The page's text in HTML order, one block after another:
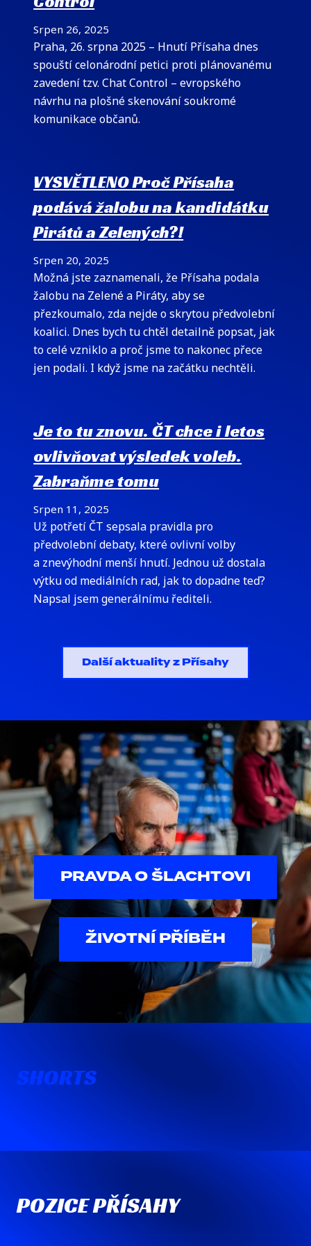
Srpen 26, 2025
Praha, 26. srpna 2025 – Hnutí Přísaha dnes
spouští celonárodní petici proti plánovanému
zavedení tzv. Chat Control – evropského
návrhu na plošné skenování soukromé
komunikace občanů.
VYSVĚTLENO Proč Přísaha
podává žalobu na kandidátku
Pirátů a Zelených?!
Srpen 20, 2025
Možná jste zaznamenali, že Přísaha podala
žalobu na Zelené a Piráty, aby se
přezkoumalo, zda nejde o skrytou předvolební
koalici. Dnes bych tu chtěl detailně popsat, jak
to celé vzniklo a proč jsme to nakonec přece
jen podali. I když jsme na začátku nechtěli.
Je to tu znovu. ČT chce i letos
ovlivňovat výsledek voleb.
Zabraňme tomu
Srpen 11, 2025
Už potřetí ČT sepsala pravidla pro
předvolební debaty, které ovlivní volby
a znevýhodní menší hnutí. Jednou už dostala
výtku od mediálních rad, jak to dopadne teď?
Napsal jsem generálnímu řediteli.
Další aktuality z Přísahy
PRAVDA O ŠLACHTOVI
ŽIVOTNÍ PŘÍBĚH
SHORTS
POZICE PŘÍSAHY